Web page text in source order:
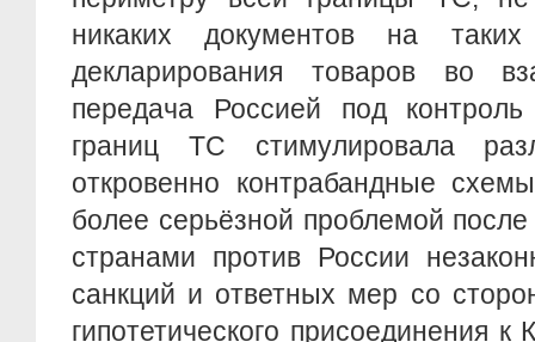
никаких документов на
декларирования товаров во
передача Россией под
границ ТС стимулировала
откровенно контрабандные
более серьёзной проблемой
странами против России
санкций и ответных мер со
гипотетического присоединения к